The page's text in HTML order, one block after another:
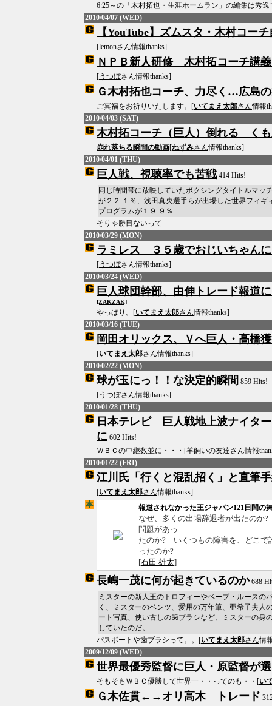
6:25～の「木村拓也・生涯ホームラン」の編集は秀逸
2010/04/07 (WED)
【YouTube】ズムスタ・木村コー
[lemonさん情報thanks]
ＮＰＢ新人研修 木村拓コーチ講
[うつぼさん情報thanks]
Ｇ木村拓也コーチ、力尽く…広島
ご冥福をお祈りいたします。[いてまえ太郎さん情報
2010/04/03 (SAT)
木村拓コーチ（巨人）倒れる く
崩れ落ちる瞬間の動画[ねずみさん情報thanks]
2010/04/01 (THU)
巨人戦、視聴率でも苦戦414 Hits!
同じ時間帯に放映していたボクシングタイトルマッ
が２２.１％、浅田真央選手らが出場した世界フィギ
プログラムが１９.９％
そりゃ勝目ないって
2010/03/29 (MON)
ラミレス ３５歳でおじいちゃん
[うつぼさん情報thanks]
2010/03/24 (WED)
巨人球団幹部、由伸トレード報道
[ZAKZAK]
やっぱり。[いてまえ太郎さん情報thanks]
2010/03/16 (TUE)
岡田オリックス、Ｖへ巨人・高橋
[いてまえ太郎さん情報thanks]
2010/02/22 (MON)
球が玉にっ！！な決定的瞬間 859 Hits!
[うつぼさん情報thanks]
2010/01/28 (THU)
日本テレビ 巨人戦地上波ナイタ
に 602 Hits!
ＷＢＣの中継数並に・・・[羊飼いの友達さん情報
2010/01/22 (FRI)
江川氏「行くと混乱招く」と直筆
[いてまえ太郎さん情報thanks]
報道されなかった王ジャパン121日間の
なぜ、多くの出場辞退者が出たのか
問題があっ
たのか? いくつもの障害を、どこで
ったのか?
[石田 雄太]
長嶋一茂に何が起きているのか688
ミスターの新人王のトロフィーやベーブ・ルースの
く、ミスターのベンツ、愛用の万年筆、亜希子夫人
ート写真、使い古しの歯ブラシなど、ミスターの身
していたのだ。
パスポートや歯ブラシって。。[いてまえ太郎さん情
2009/12/09 (WED)
世界最優秀監督に巨人・原監督が
そもそもＷＢＣ優勝して世界一・・ってのも・・[い
Ｇ木佐貫←→オリ高木 トレード